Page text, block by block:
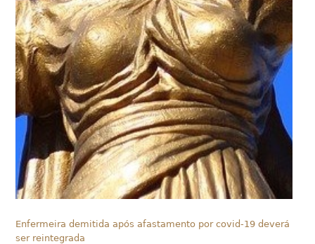
Enfermeira demitida após afastamento por covid-19 deverá
ser reintegrada